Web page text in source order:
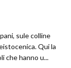
sule colline
Qui la
che hanno u...